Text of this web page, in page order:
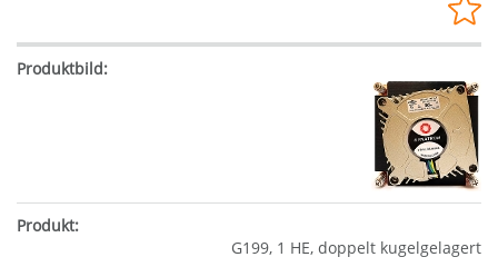
G199, 1 HE, doppelt kugelgelagert